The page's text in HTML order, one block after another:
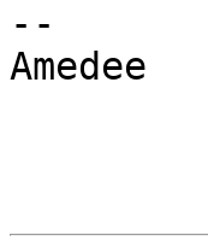
--
Amedee